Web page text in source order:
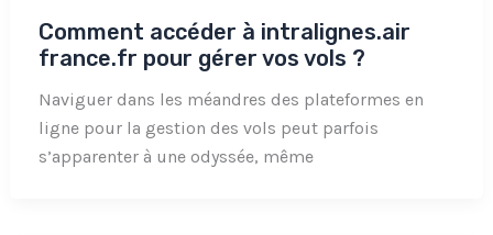
Comment accéder à intralignes.air
france.fr pour gérer vos vols ?
Naviguer dans les méandres des plateformes en
ligne pour la gestion des vols peut parfois
s’apparenter à une odyssée, même